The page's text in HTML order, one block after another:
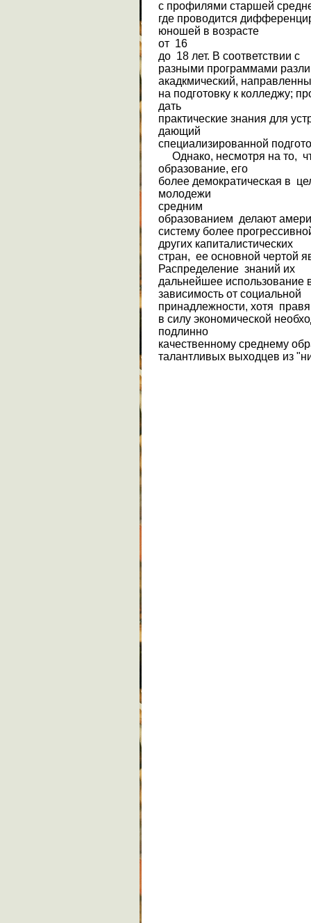
с профилями старшей
где проводится
юношей в возрасте
от 16
до 18 лет. В соответствии с
разными программами
акадкмический,
на подготовку к колледжу;
дать
практические знания для
дающий
специализированной
Однако, несмотря на то,
образование, его
более демократическая в
молодежи
средним
образованием делают
систему более
других капиталистических
стран, ее основной чертой
Распределение знаний их
дальнейшее ис­пользование
зависимость от социальной
при­надлежности, хотя
в силу экономической
подлинно
качественному среднему
талантливых выходцев из